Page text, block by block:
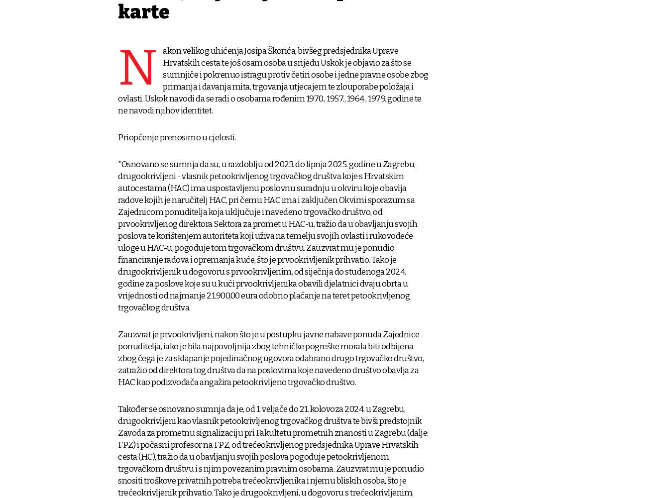
karte
N
akon velikog uhićenja Josipa Škorića, bivšeg predsjednika Uprave
Hrvatskih cesta te još osam osoba u srijedu Uskok je objavio za što se
sumnjiče i pokrenuo istragu protiv četiri osobe i jedne pravne osobe zbog
primanja i davanja mita, trgovanja utjecajem te zlouporabe položaja i
ovlasti. Uskok navodi da se radi o osobama rođenim 1970., 1957., 1964., 1979. godine te
ne navodi njihov identitet.
Priopćenje prenosimo u cjelosti.
"Osnovano se sumnja da su, u razdoblju od 2023. do lipnja 2025. godine u Zagrebu,
drugookrivljeni - vlasnik petookrivljenog trgovačkog društva koje s Hrvatskim
autocestama (HAC) ima uspostavljenu poslovnu suradnju u okviru koje obavlja
radove kojih je naručitelj HAC, pri čemu HAC ima i zaključen Okvirni sporazum sa
Zajednicom ponuditelja koja uključuje i navedeno trgovačko društvo, od
prvookrivljenog direktora Sektora za promet u HAC-u, tražio da u obavljanju svojih
poslova te korištenjem autoriteta koji uživa na temelju svojih ovlasti i rukovodeće
uloge u HAC-u, pogoduje tom trgovačkom društvu. Zauzvrat mu je ponudio
financiranje radova i opremanja kuće, što je prvookrivljenik prihvatio. Tako je
drugookrivljenik u dogovoru s prvookrivljenim, od siječnja do studenoga 2024.
godine za poslove koje su u kući prvookrivljenika obavili djelatnici dvaju obrta u
vrijednosti od najmanje 21.900,00 eura odobrio plaćanje na teret petookrivljenog
trgovačkog društva.
Zauzvrat je prvookrivljeni, nakon što je u postupku javne nabave ponuda Zajednice
ponuditelja, iako je bila najpovoljnija zbog tehničke pogreške morala biti odbijena
zbog čega je za sklapanje pojedinačnog ugovora odabrano drugo trgovačko društvo,
zatražio od direktora tog društva da na poslovima koje navedeno društvo obavlja za
HAC kao podizvođača angažira petookrivljeno trgovačko društvo.
Također se osnovano sumnja da je, od 1. veljače do 21. kolovoza 2024. u Zagrebu,
drugookrivljeni kao vlasnik petookrivljenog trgovačkog društva te bivši predstojnik
Zavoda za prometnu signalizaciju pri Fakultetu prometnih znanosti u Zagrebu (dalje:
FPZ) i počasni profesor na FPZ, od trećeokrivljenog predsjednika Uprave Hrvatskih
cesta (HC), tražio da u obavljanju svojih poslova pogoduje petookrivljenom
trgovačkom društvu i s njim povezanim pravnim osobama. Zauzvrat mu je ponudio
snositi troškove privatnih potreba trećeokrivljenika i njemu bliskih osoba, što je
trećeokrivljenik prihvatio. Tako je drugookrivljeni, u dogovoru s trećeokrivljenim,